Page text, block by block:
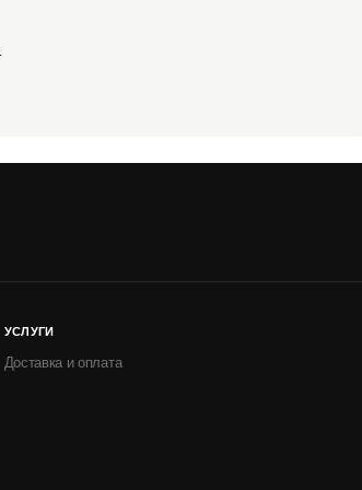
УСЛУГИ
Доставка и оплата